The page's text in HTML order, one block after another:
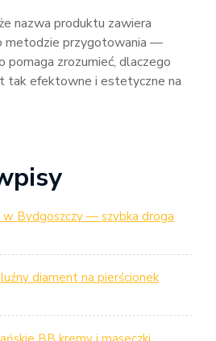
nazwa produktu zawiera
metodzie przygotowania —
pomaga zrozumieć, dlaczego
tak efektowne i estetyczne na
Bydgoszczy — szybka droga
diament na pierścionek